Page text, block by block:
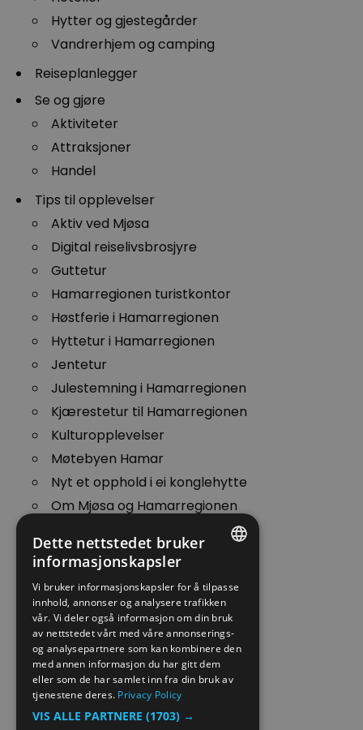
Hytter og gjestegårder
Vandrerhjem og camping
Reiseplanlegger
Se og gjøre
Aktiviteter
Attraksjoner
Handel
Tips til opplevelser
Aktiv ved Mjøsa
Digital reiselivsbrosjyre
Guttetur
Hamarregionen turistkontor
Høstferie i Hamarregionen
Hyttetur i Hamarregionen
Jentetur
Julestemning i Hamarregionen
Kjærestetur til Hamarregionen
Kulturopplevelser
Møtebyen Hamar
Nyt et opphold i ei konglehytte
Om Mjøsa og Hamarregionen
Romjulstur til Hamarregionen
Sommerferie - Topp 10
Sommerferie med barn
Trygt besøk
Ut på tur
Vinterferie i Hamarregionen
Weekendtur til Hamarregionen
NORWEGIAN
GERMAN
Dette nettstedet bruker
informasjonskapsler
Vi bruker informasjonskapsler for å tilpasse
innhold, annonser og analysere trafikken
vår. Vi deler også informasjon om din bruk
av nettstedet vårt med våre annonserings-
og analysepartnere som kan kombinere den
med annen informasjon du har gitt dem
eller som de har samlet inn fra din bruk av
tjenestene deres. Privacy Policy
VIS ALLE PARTNERE (1703) →